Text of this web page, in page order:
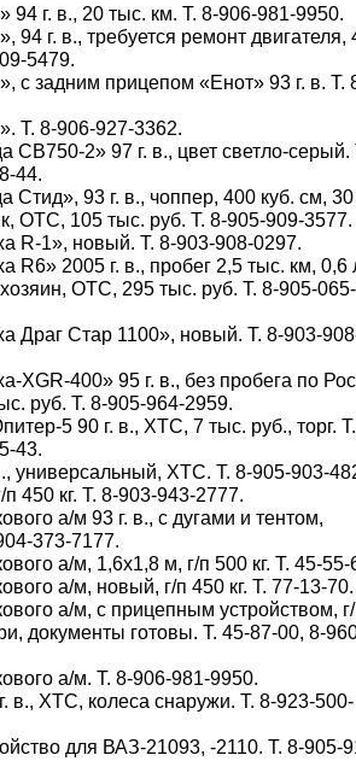
94 г. в., 20 тыс. км. Т. 8-906-981-9950.
94 г. в., требуется ремонт двигателя,
5479.
с задним прицепом «Енот» 93 г. в. Т.
Т. 8-906-927-3362.
СВ750-2» 97 г. в., цвет светло-серый.
44.
Стид», 93 г. в., чоппер, 400 куб. см,
ОТС, 105 тыс. руб. Т. 8-905-909-3577.
R-1», новый. Т. 8-903-908-0297.
R6» 2005 г. в., пробег 2,5 тыс. км, 0,6
ОТС, 295 тыс. руб. Т. 8-905-065-
Драг Стар 1100», новый. Т. 8-903-
ХGR-400» 95 г. в., без пробега по
руб. Т. 8-905-964-2959.
5 90 г. в., ХТС, 7 тыс. руб., торг.
43.
универсальный, ХТС. Т. 8-905-903-
450 кг. Т. 8-903-943-2777.
а/м 93 г. в., с дугами и тентом,
373-7177.
а/м, 1,6х1,8 м, г/п 500 кг. Т. 45-55-
а/м, новый, г/п 450 кг. Т. 77-13-70.
а/м, с прицепным устройством,
документы готовы. Т. 45-87-00, 8-
а/м. Т. 8-906-981-9950.
в., ХТС, колеса снаружи. Т. 8-923-500-
для ВАЗ-21093, -2110. Т. 8-905-